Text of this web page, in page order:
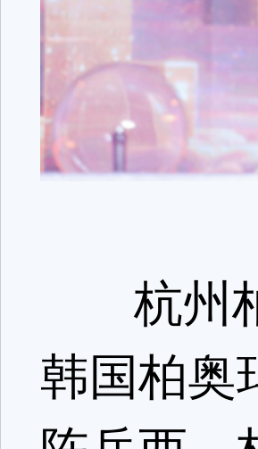
杭州柏
韩国柏奥